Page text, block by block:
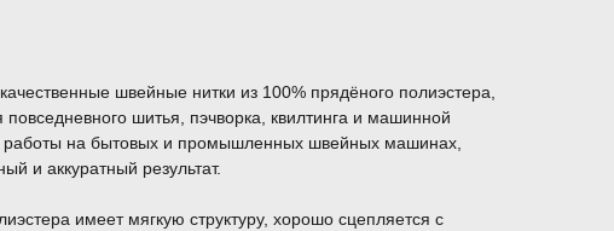
швейные нитки из 100% прядёного полиэстера,
шитья, пэчворка, квилтинга и машинной
работы на бытовых и промышленных швейных машинах,
и аккуратный результат.
имеет мягкую структуру, хорошо сцепляется с